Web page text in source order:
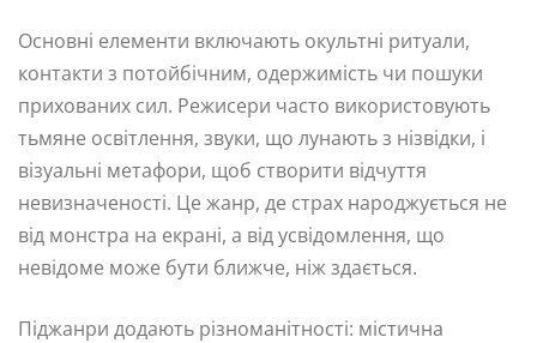
Основні елементи включають окультні ритуали,
контакти з потойбічним, одержимість чи пошуки
прихованих сил. Режисери часто використовують
тьмяне освітлення, звуки, що лунають з нізвідки, і
візуальні метафори, щоб створити відчуття
невизначеності. Це жанр, де страх народжується не
від монстра на екрані, а від усвідомлення, що
невідоме може бути ближче, ніж здається.
Піджанри додають різноманітності: містична